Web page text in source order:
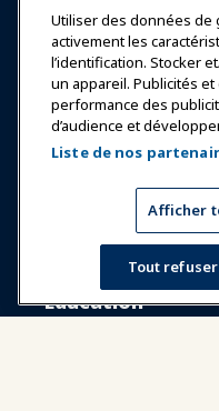
Se connecter
Récompenses
Nouvelles &
Éducation
Utiliser des données de
activement les
l’identification. Stocker
un appareil. Publicités
performance des
d’audience et
Liste de nos
Afficher
Tout refuser